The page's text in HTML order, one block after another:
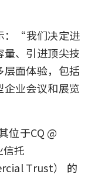
：“我们决定进
、引进顶尖技
面体验，包括
业会议和展览
位于CQ @
托
Trust）
的